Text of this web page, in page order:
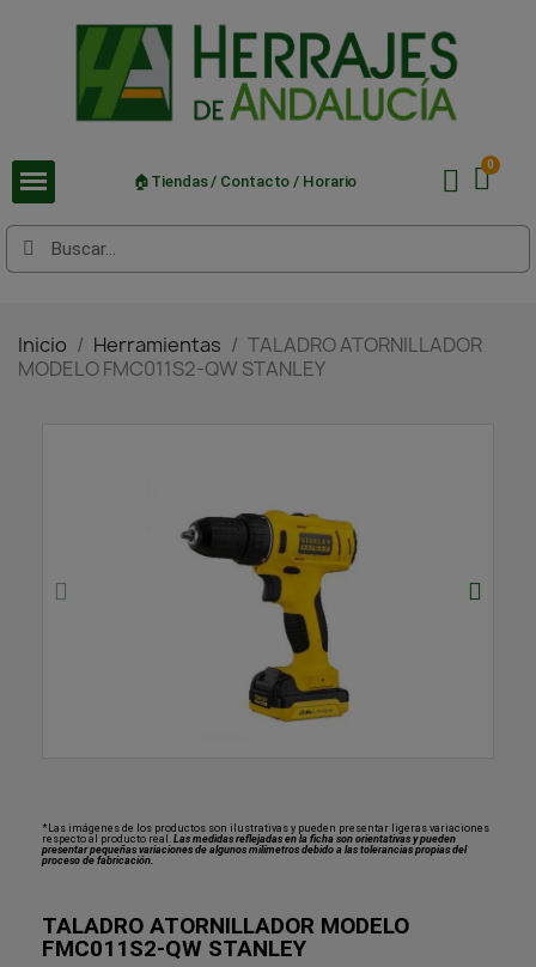
🏠Tiendas / Contacto / Horario
Inicio Herramientas
TALADRO ATORNILLADOR
MODELO FMC011S2-QW STANLEY
*Las imágenes de los productos son ilustrativas y pueden presentar ligeras variaciones
respecto al producto real. Las medidas reflejadas en la ficha son orientativas y pueden
presentar pequeñas variaciones de algunos milímetros debido a las tolerancias propias del
proceso de fabricación.
TALADRO ATORNILLADOR MODELO
FMC011S2-QW STANLEY